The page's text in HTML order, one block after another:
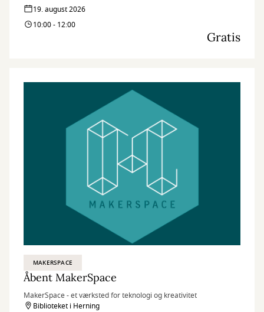
19. august 2026
10:00 - 12:00
Gratis
MAKERSPACE
Åbent MakerSpace
MakerSpace - et værksted for teknologi og kreativitet
Biblioteket i Herning